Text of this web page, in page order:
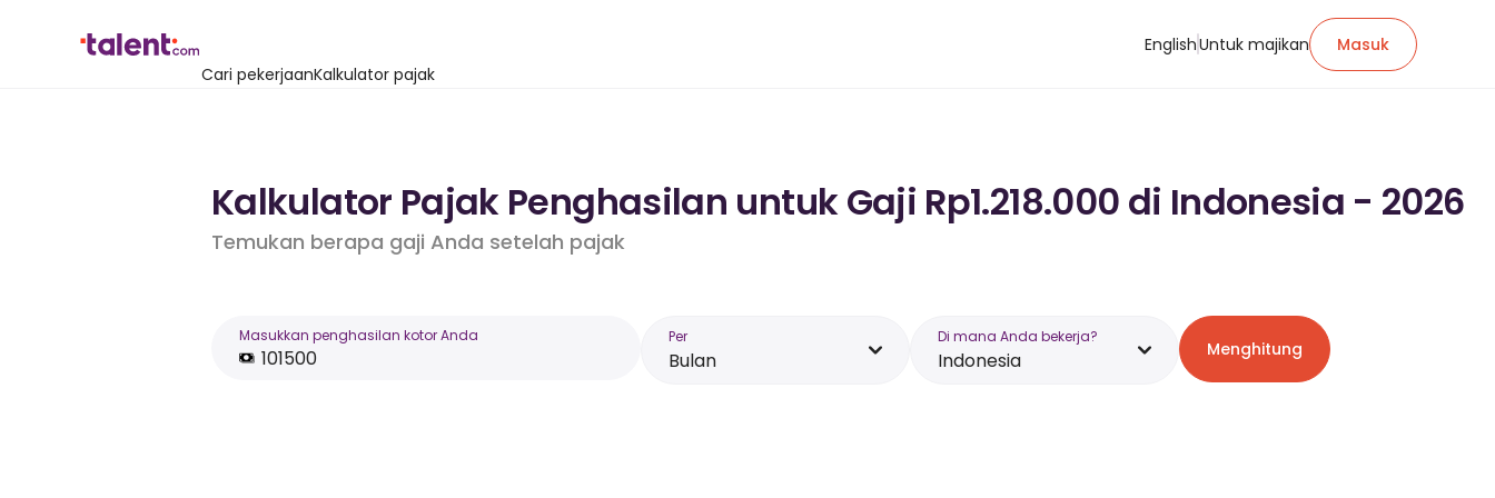
Cari pekerjaanKalkulator pajak
EnglishUntuk majikan Masuk
Kalkulator Pajak Penghasilan untuk Gaji Rp1.218.000 di Indonesia - 2026
Temukan berapa gaji Anda setelah pajak
Masukkan penghasilan kotor Anda Per
Bulan
Di mana Anda bekerja?
Indonesia Menghitung